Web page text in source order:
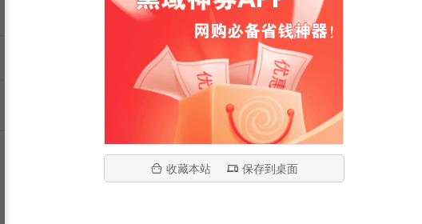
收藏本站 保存到桌面